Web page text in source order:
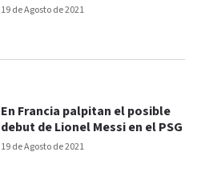
19 de Agosto de 2021
19 de Agosto de 2021
En Francia palpitan el posible
debut de Lionel Messi en el PSG